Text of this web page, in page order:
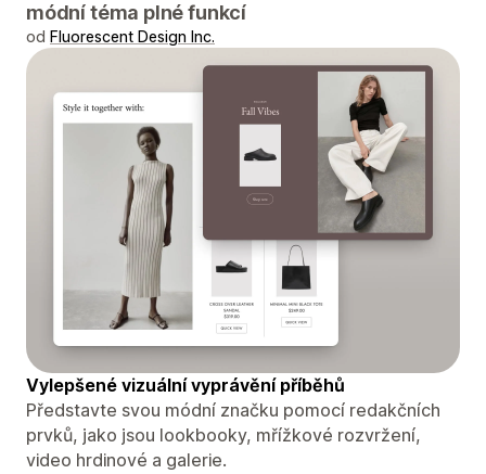
módní téma plné funkcí
od Fluorescent Design Inc.
Vylepšené vizuální vyprávění příběhů
Představte svou módní značku pomocí redakčních
prvků, jako jsou lookbooky, mřížkové rozvržení,
video hrdinové a galerie.